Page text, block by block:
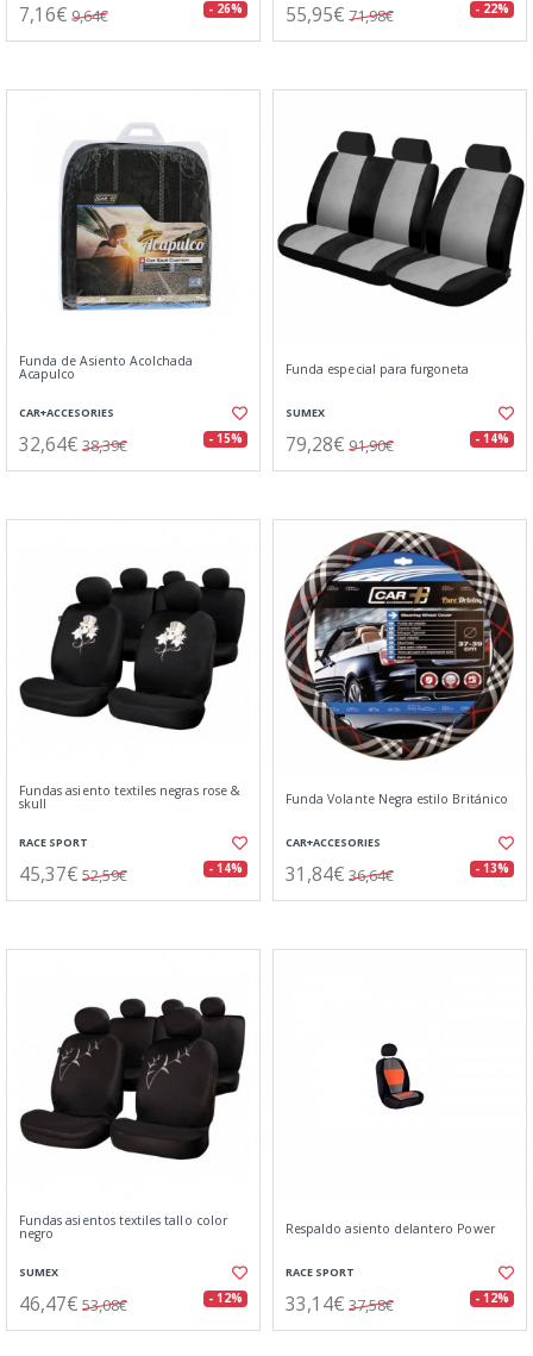
7,16€ 9,64€ - 26% 55,95€ 71,98€ - 22%
Funda de Asiento Acolchada
Acapulco
CAR+ACCESORIES
32,64€ 38,39€ - 15%
Funda especial para furgoneta
SUMEX
79,28€ 91,90€ - 14%
Fundas asiento textiles negras rose &
skull
RACE SPORT
45,37€ 52,59€ - 14%
Funda Volante Negra estilo Británico
CAR+ACCESORIES
31,84€ 36,64€ - 13%
Fundas asientos textiles tallo color
negro
SUMEX
46,47€ 53,08€ - 12%
Respaldo asiento delantero Power
RACE SPORT
33,14€ 37,58€ - 12%